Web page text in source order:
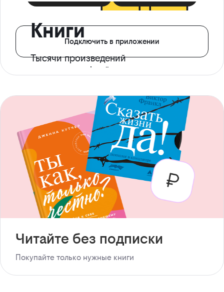
Книги
Тысячи произведений
с доступом офлайн
Подключить в приложении
Читайте без подписки
Покупайте только нужные книги